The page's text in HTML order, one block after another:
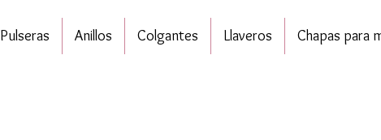
Pulseras Anillos Colgantes Llaveros Chapas para